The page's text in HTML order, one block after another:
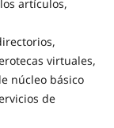
artículos,
virtuales,
núcleo básico
de